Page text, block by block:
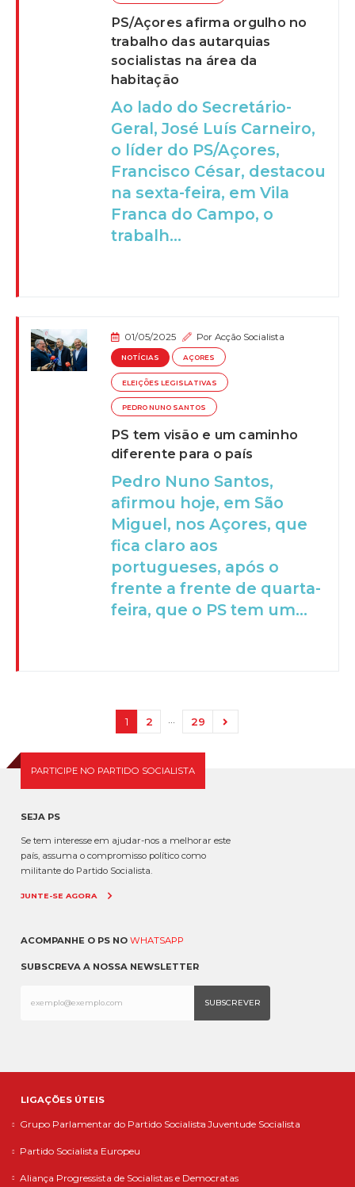
PS/Açores afirma orgulho no
trabalho das autarquias
socialistas na área da
habitação
Ao lado do Secretário-
Geral, José Luís Carneiro,
o líder do PS/Açores,
Francisco César, destacou
na sexta-feira, em Vila
Franca do Campo, o
trabalh...
01/05/2025 PorAcção Socialista
NOTÍCIAS AÇORES
ELEIÇÕES LEGISLATIVAS
PEDRO NUNO SANTOS
PS tem visão e um caminho
diferente para o país
Pedro Nuno Santos,
afirmou hoje, em São
Miguel, nos Açores, que
fica claro aos
portugueses, após o
frente a frente de quarta-
feira, que o PS tem um...
1 2 29
PARTICIPE NO PARTIDO SOCIALISTA
SEJA PS
Se tem interesse em ajudar-nos a melhorar este
país, assuma o compromisso político como
militante do Partido Socialista.
JUNTE-SE AGORA
ACOMPANHE O PS NO WHATSAPP
SUBSCREVA A NOSSA NEWSLETTER
LIGAÇÕES ÚTEIS
Grupo Parlamentar do Partido Socialista Juventude Socialista
Partido Socialista Europeu
Aliança Progressista de Socialistas e Democratas